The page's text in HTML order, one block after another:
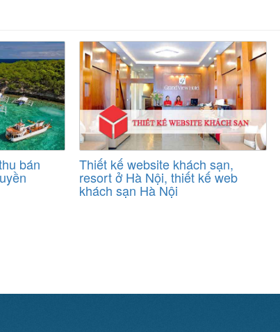
bán Thiết kế website khách sạn,
resort ở Hà Nội, thiết kế web
khách sạn Hà Nội